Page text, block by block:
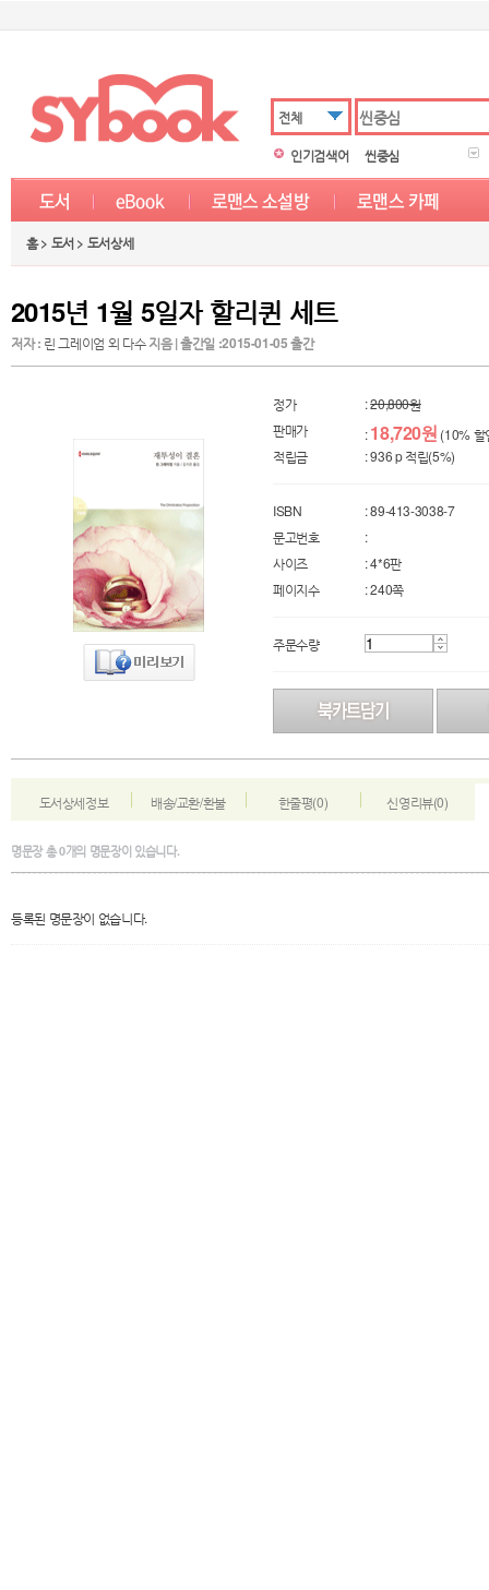
전체
인기검색어
씬중심
홈 > 도서 > 도서상세
2015년 1월 5일자 할리퀸 세트
저자 : 린 그레이엄 외 다수지음 | 출간일 :2015-01-05 출간
정가 :20,800원
판매가
:18,720원 (10% 할
적립금
: 936 p 적립(5%)
ISBN
: 89-413-3038-7
문고번호
:
사이즈
: 4*6판
페이지수
: 240쪽
주문수량
도서상세정보 배송/교환/환불 한줄평(0) 신영리뷰(0)
명문장총0개의 명문장이 있습니다.
등록된 명문장이 없습니다.